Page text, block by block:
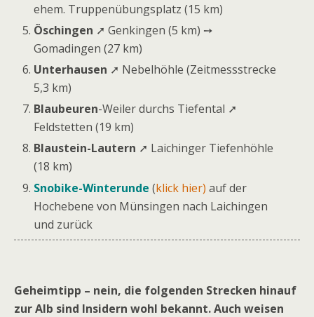
ehem. Truppenübungsplatz (15 km)
Öschingen ➚ Genkingen (5 km) ➙
Gomadingen (27 km)
Unterhausen ➚ Nebelhöhle (Zeitmessstrecke
5,3 km)
Blaubeuren-Weiler durchs Tiefental ➚
Feldstetten (19 km)
Blaustein-Lautern ➚ Laichinger Tiefenhöhle
(18 km)
Snobike-Winterunde (klick hier) auf der
Hochebene von Münsingen nach Laichingen
und zurück
Geheimtipp – nein, die folgenden Strecken hi­nauf
zur Alb sind Insidern wohl bekannt. Auch weisen